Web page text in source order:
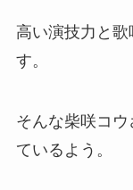
高い演技力と
す。
そんな柴咲コウ
ているよう。